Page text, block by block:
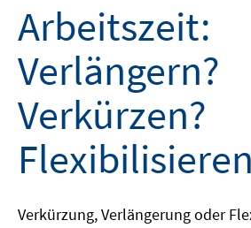
Arbeitszeit:
Verlängern?
Verkürzen?
Verkürzung, Verlängerung oder